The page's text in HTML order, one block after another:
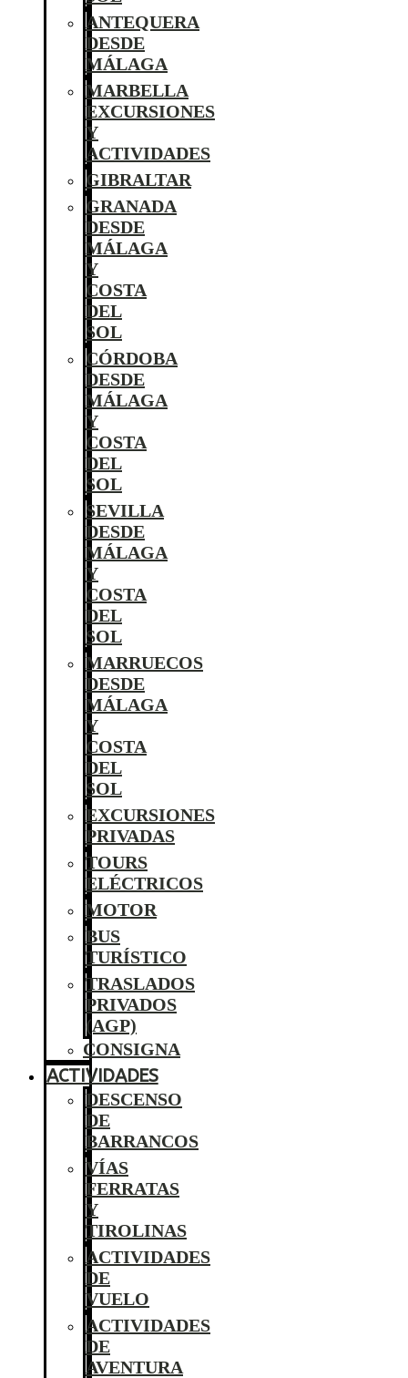
ANTEQUERA
DESDE
MÁLAGA
MARBELLA
EXCURSIONES
Y
ACTIVIDADES
GIBRALTAR
GRANADA
DESDE
MÁLAGA
Y
COSTA
DEL
SOL
CÓRDOBA
DESDE
MÁLAGA
Y
COSTA
DEL
SOL
SEVILLA
DESDE
MÁLAGA
Y
COSTA
DEL
SOL
MARRUECOS
DESDE
MÁLAGA
Y
COSTA
DEL
SOL
EXCURSIONES
PRIVADAS
TOURS
ELÉCTRICOS
MOTOR
BUS
TURÍSTICO
TRASLADOS
PRIVADOS
(AGP)
CONSIGNA
ACTIVIDADES
DESCENSO
DE
BARRANCOS
VÍAS
FERRATAS
Y
TIROLINAS
ACTIVIDADES
DE
VUELO
ACTIVIDADES
DE
AVENTURA